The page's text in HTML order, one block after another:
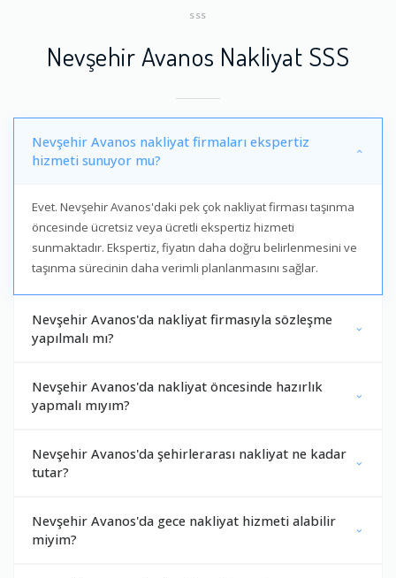
SSS
Nevşehir Avanos Nakliyat SSS
Nevşehir Avanos nakliyat firmaları ekspertiz
hizmeti sunuyor mu?
Evet. Nevşehir Avanos'daki pek çok nakliyat firması taşınma
öncesinde ücretsiz veya ücretli ekspertiz hizmeti
sunmaktadır. Ekspertiz, fiyatın daha doğru belirlenmesini ve
taşınma sürecinin daha verimli planlanmasını sağlar.
Nevşehir Avanos'da nakliyat firmasıyla sözleşme
yapılmalı mı?
Nevşehir Avanos'da nakliyat öncesinde hazırlık
yapmalı mıyım?
Nevşehir Avanos'da şehirlerarası nakliyat ne kadar
tutar?
Nevşehir Avanos'da gece nakliyat hizmeti alabilir
miyim?